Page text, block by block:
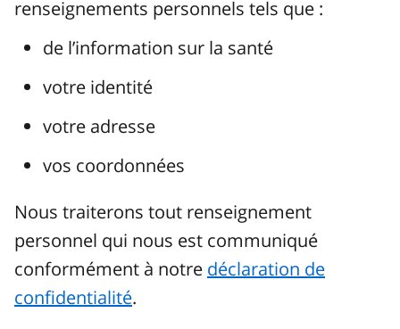
renseignements personnels tels que :
de l’information sur la santé
votre identité
votre adresse
vos coordonnées
Nous traiterons tout renseignement
personnel qui nous est communiqué
conformément à notre déclaration de
confidentialité.